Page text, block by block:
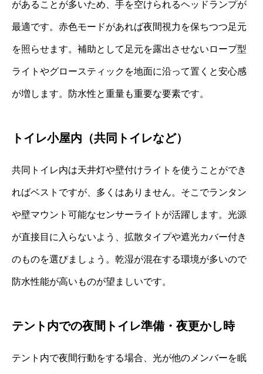
があることが多いため、手を空けられるヘッドランプが
最適です。赤色モードがあれば夜間視力を保ちつつ足元
を照らせます。補助として足元を露出させないロープ型
ライトやグロースティックを地面に沿って置くと安心感
が増します。防水性と重量も重要な要素です。
トイレ小屋内（共同トイレなど）
共同トイレ内は天井灯や壁付けライトを使うことができ
ればベストですが、多くはありません。そこでランタン
や壁マウント可能なセンサーライトが活躍します。光源
が直接目に入らないよう、拡散タイプや遮光カバー付き
のものを選びましょう。乾湿が混在する環境が多いので
防水性能が高いものが望ましいです。
テント内での夜間トイレ準備・夜更かし時
テント内で夜間行動をする場合、光が他のメンバーを眠